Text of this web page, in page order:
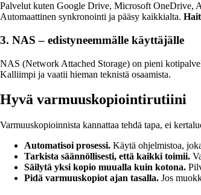
Palvelut kuten Google Drive, Microsoft OneDrive,
Automaattinen synkronointi ja pääsy kaikkialta.
3. NAS – edistyneemmälle käyttäjälle
NAS (Network Attached Storage) on pieni
Kalliimpi ja vaatii hieman teknistä osaamista.
Hyvä varmuuskopiointirutiini
Varmuuskopioinnista kannattaa tehdä tapa, ei
Automatisoi prosessi. Käytä ohjelmistoa,
Tarkista säännöllisesti, että kaikki toimii.
Säilytä yksi kopio muualla kuin kotona.
Pidä varmuuskopiot ajan tasalla. Jos